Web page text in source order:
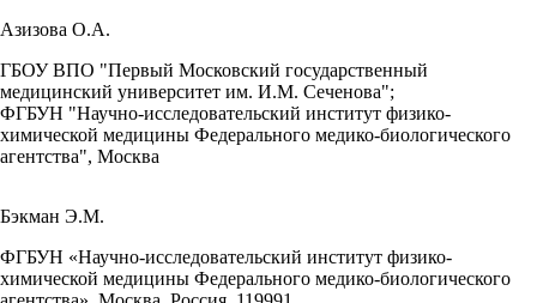
Азизова О.А.
ГБОУ ВПО "Первый Московский государственный
медицинский университет им. И.М. Сеченова";
ФГБУН "Научно-исследовательский институт физико-
химической медицины Федерального медико-биологического
агентства", Москва
Бэкман Э.М.
ФГБУН «Научно-исследовательский институт физико-
химической медицины Федерального медико-биологического